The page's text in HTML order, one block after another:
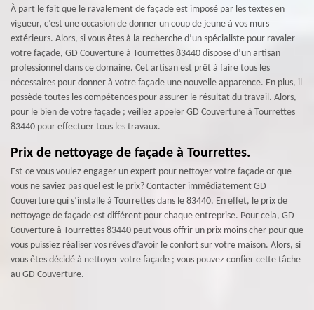
À part le fait que le ravalement de façade est imposé par les textes en
vigueur, c’est une occasion de donner un coup de jeune à vos murs
extérieurs. Alors, si vous êtes à la recherche d’un spécialiste pour ravaler
votre façade, GD Couverture à Tourrettes 83440 dispose d’un artisan
professionnel dans ce domaine. Cet artisan est prêt à faire tous les
nécessaires pour donner à votre façade une nouvelle apparence. En plus, il
possède toutes les compétences pour assurer le résultat du travail. Alors,
pour le bien de votre façade ; veillez appeler GD Couverture à Tourrettes
83440 pour effectuer tous les travaux.
Prix de nettoyage de façade à Tourrettes.
Est-ce vous voulez engager un expert pour nettoyer votre façade or que
vous ne saviez pas quel est le prix? Contacter immédiatement GD
Couverture qui s’installe à Tourrettes dans le 83440. En effet, le prix de
nettoyage de façade est différent pour chaque entreprise. Pour cela, GD
Couverture à Tourrettes 83440 peut vous offrir un prix moins cher pour que
vous puissiez réaliser vos rêves d’avoir le confort sur votre maison. Alors, si
vous êtes décidé à nettoyer votre façade ; vous pouvez confier cette tâche
au GD Couverture.